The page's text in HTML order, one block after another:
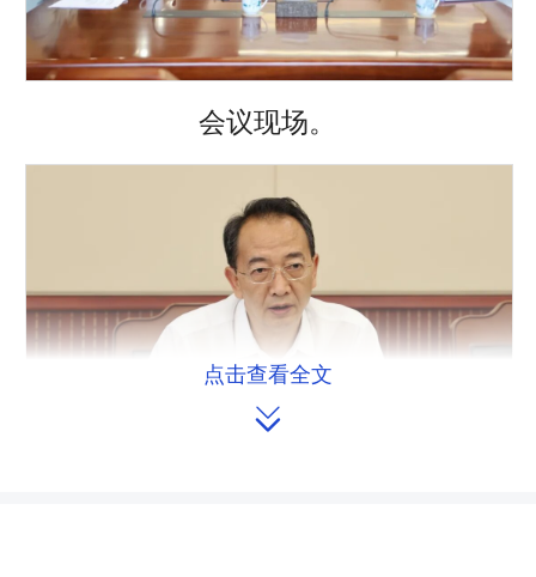
会议现场。
点击查看全文
